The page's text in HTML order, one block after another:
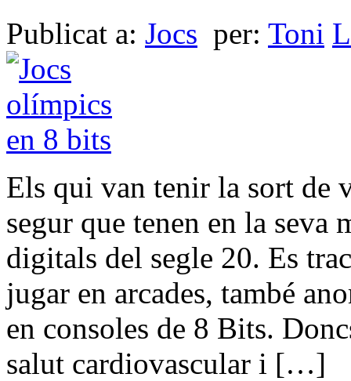
Publicat a: Jocs per: Toni
Els qui van tenir la sort de
segur que tenen en la seva
digitals del segle 20. Es
jugar en arcades, també
en consoles de 8 Bits.
salut cardiovascular i […]